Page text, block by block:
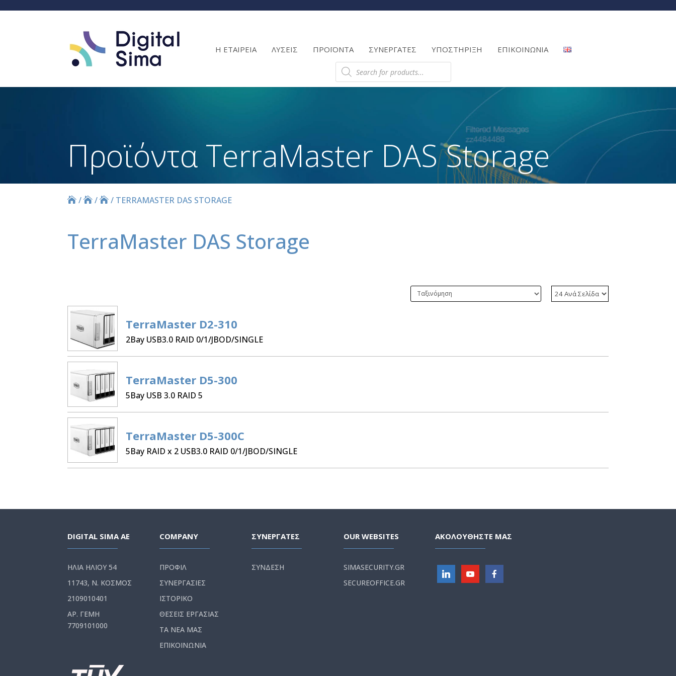
Η ΕΤΑΙΡΕΙΑ ΛΥΣΕΙΣ ΠΡΟΪΟΝΤΑ ΣΥΝΕΡΓΑΤΕΣ ΥΠΟΣΤΗΡΙΞΗ ΕΠΙΚΟΙΝΩΝΙΑ
Products
search
Products
Προϊόντα TerraMaster DAS Storage
/ / / TERRAMASTER DAS STORAGE
TerraMaster DAS Storage
TerraMaster D2-310
2Bay USB3.0 RAID 0/1/JBOD/SINGLE
TerraMaster D5-300
5Bay USB 3.0 RAID 5
TerraMaster D5-300C
5Bay RAID x 2 USB3.0 RAID 0/1/JBOD/SINGLE
DIGITAL SIMA AE
ΗΛΙΑ ΗΛΙΟΥ 54
11743, Ν. ΚΟΣΜΟΣ
2109010401
ΑΡ. ΓΕΜΗ
7709101000
COMPANY
ΠΡΟΦΙΛ
ΣΥΝΕΡΓΑΣΙΕΣ
ΙΣΤΟΡΙΚΟ
ΘΕΣΕΙΣ ΕΡΓΑΣΙΑΣ
ΤΑ ΝΕΑ ΜΑΣ
ΕΠΙΚΟΙΝΩΝΙΑ
ΣΥΝΕΡΓΑΤΕΣ
ΣΥΝΔΕΣΗ
OUR WEBSITES
SIMASECURITY.GR
SECUREOFFICE.GR
ΑΚΟΛΟΥΘΗΣΤΕ ΜΑΣ